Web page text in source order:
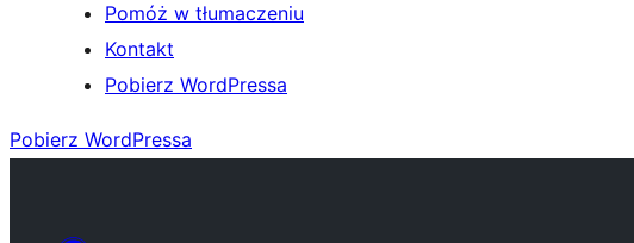
Pomóż w tłumaczeniu
Kontakt
Pobierz WordPressa
Pobierz WordPressa